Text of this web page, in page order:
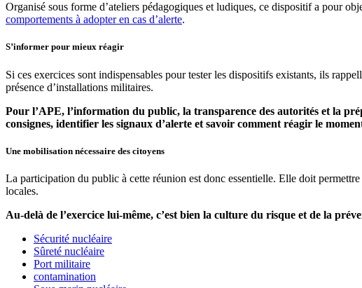
Organisé sous forme d’ateliers pédagogiques et ludiques, ce dispositif a pour
comportements à adopter en cas d’alerte.
S’informer pour mieux réagir
Si ces exercices sont indispensables pour tester les dispositifs existants, ils
présence d’installations militaires.
Pour l’APE, l’information du public, la transparence des autorités et la
consignes, identifier les signaux d’alerte et savoir comment réagir le
Une mobilisation nécessaire des citoyens
La participation du public à cette réunion est donc essentielle. Elle doit
locales.
Au-delà de l’exercice lui-même, c’est bien la culture du risque et de la
Sécurité nucléaire
Sûreté nucléaire
Port militaire
contamination